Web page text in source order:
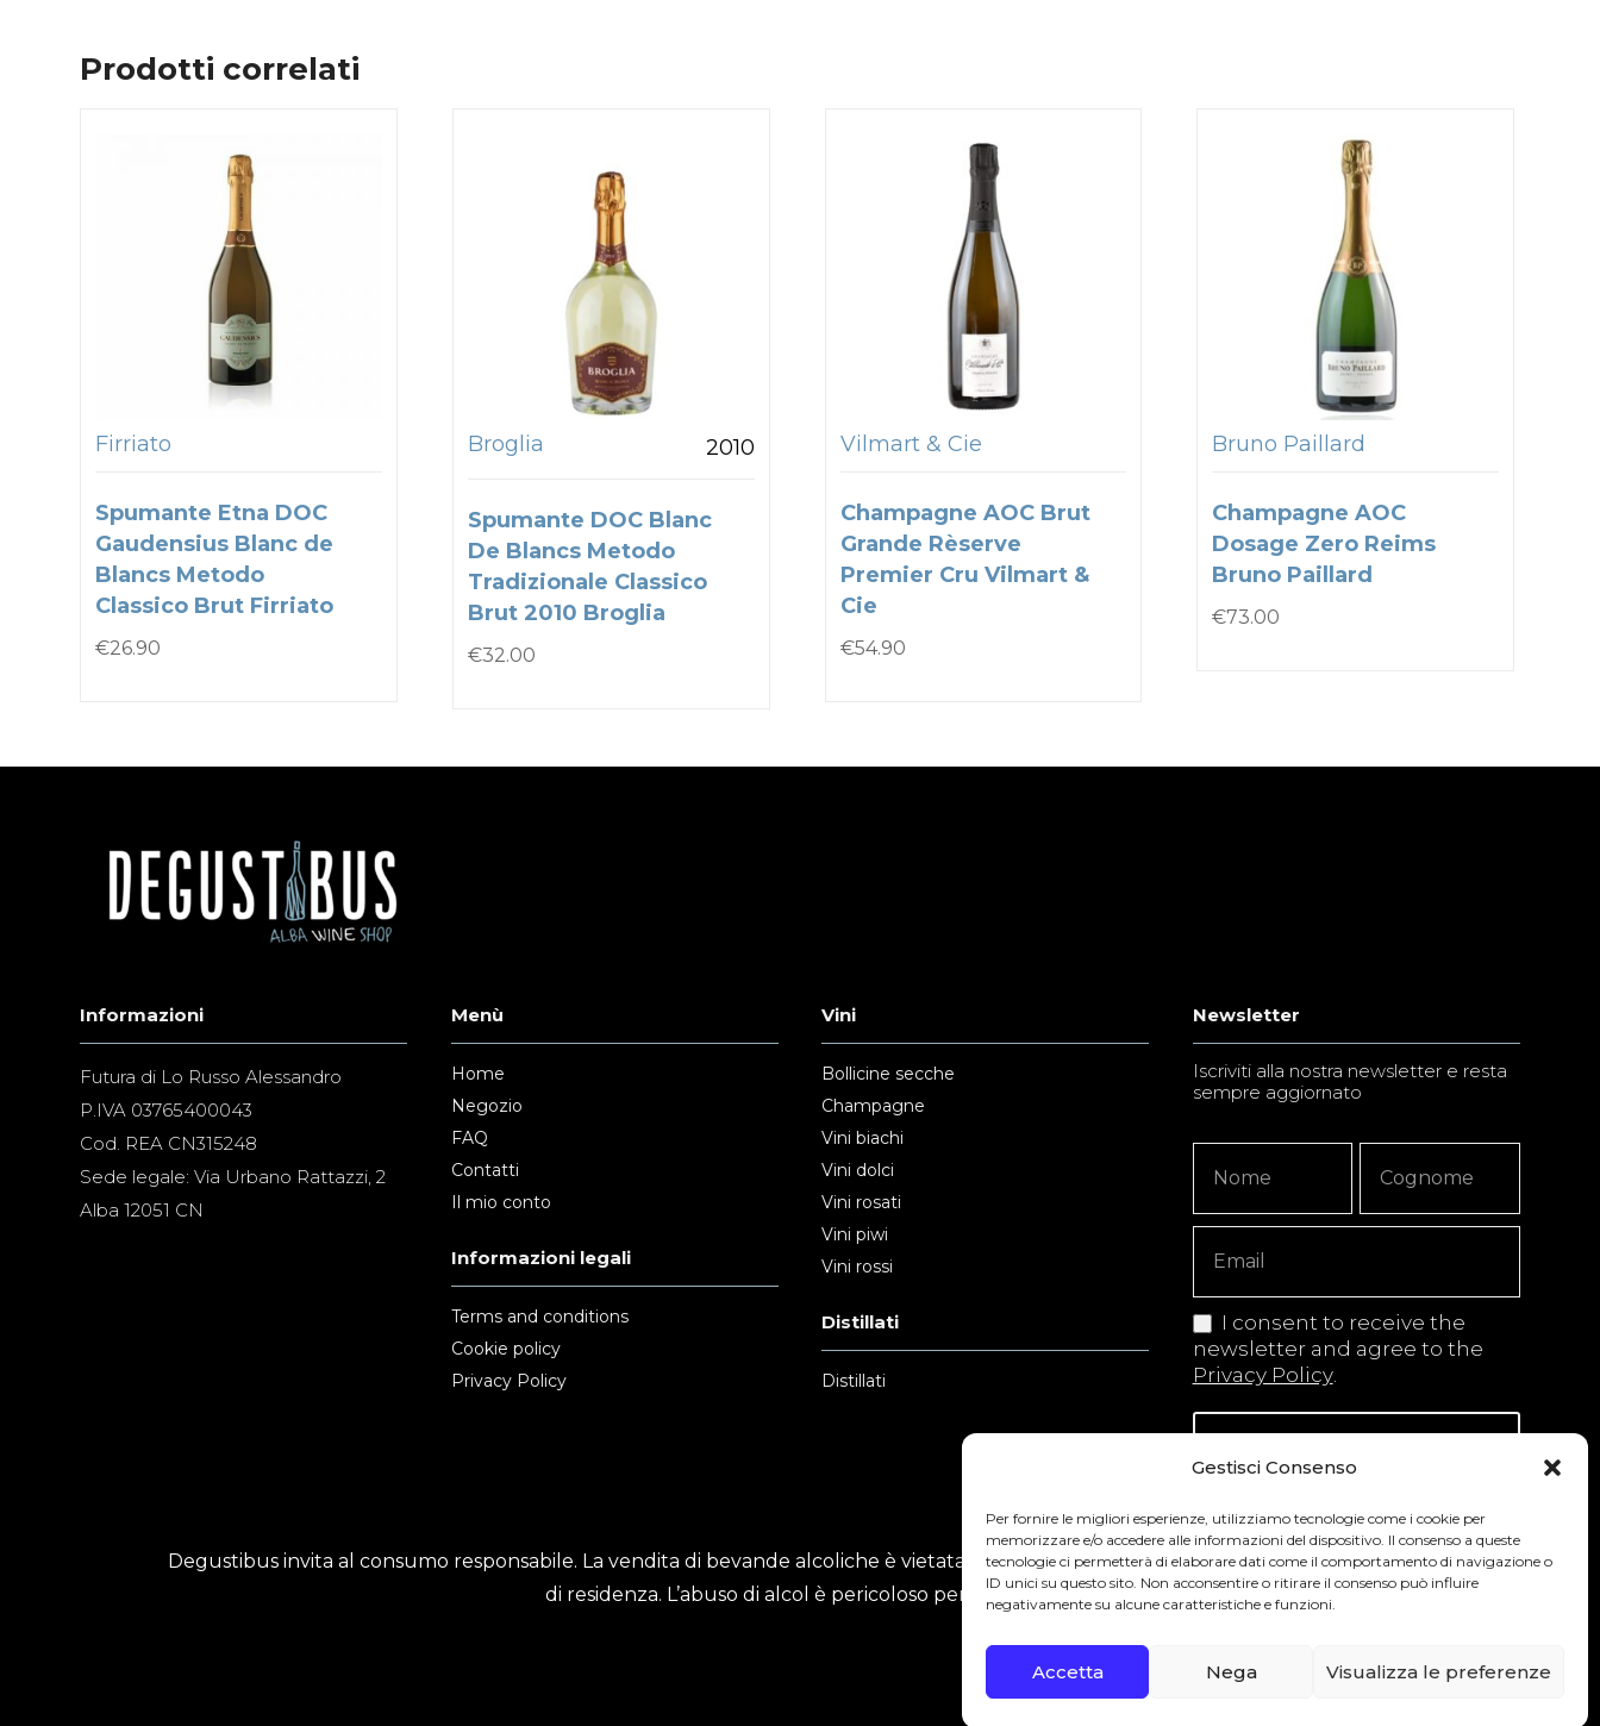
Gestisci Consenso
Per fornire le migliori esperienze, utilizziamo tecnologie come i cookie per
memorizzare e/o accedere alle informazioni del dispositivo. Il consenso a queste
tecnologie ci permetterà di elaborare dati come il comportamento di navigazione o
ID unici su questo sito. Non acconsentire o ritirare il consenso può influire
negativamente su alcune caratteristiche e funzioni.
Accetta Nega Visualizza le preferenze
Prodotti correlati
Firriato
Spumante Etna DOC
Gaudensius Blanc de
Blancs Metodo
Classico Brut Firriato
€26.90
Broglia 2010
Spumante DOC Blanc
De Blancs Metodo
Tradizionale Classico
Brut 2010 Broglia
€32.00
Vilmart & Cie
Champagne AOC Brut
Grande Rèserve
Premier Cru Vilmart &
Cie
€54.90
Bruno Paillard
Champagne AOC
Dosage Zero Reims
Bruno Paillard
€73.00
Informazioni
Futura di Lo Russo Alessandro
P.IVA 03765400043
Cod. REA CN315248
Sede legale: Via Urbano Rattazzi, 2
Alba 12051 CN
Menù
Home
Negozio
FAQ
Contatti
Il mio conto
Informazioni legali
Terms and conditions
Cookie policy
Privacy Policy
Vini
Bollicine secche
Champagne
Vini biachi
Vini dolci
Vini rosati
Vini piwi
Vini rossi
Distillati
Distillati
Newsletter
Iscriviti alla nostra newsletter e resta
sempre aggiornato
Signup
Copy
I consent to receive the
newsletter and agree to the
Privacy Policy.
Degustibus invita al consumo responsabile. La vendita di bevande alcoliche è vietata ai minori secondo la normativa vigente nel Paese
di residenza. L’abuso di alcol è pericoloso per la salute.